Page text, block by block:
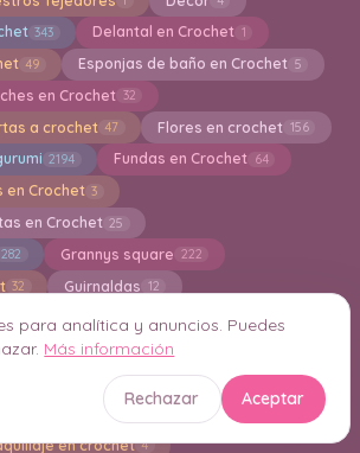
343 Delantal en Crochet 1
49 Esponjas de baño en Crochet 5
en Crochet 32
a crochet 47 Flores en crochet 156
2194 Fundas en Crochet 64
en Crochet 3
en Crochet 25
282 Grannys square 222
32 Guirnaldas 12
Holiday Ideas en crochet
6 Jersey en Crochet
10 Kimonos
2
en crochet 4
para analítica y anuncios. Puedes
Más información
Rechazar Aceptar